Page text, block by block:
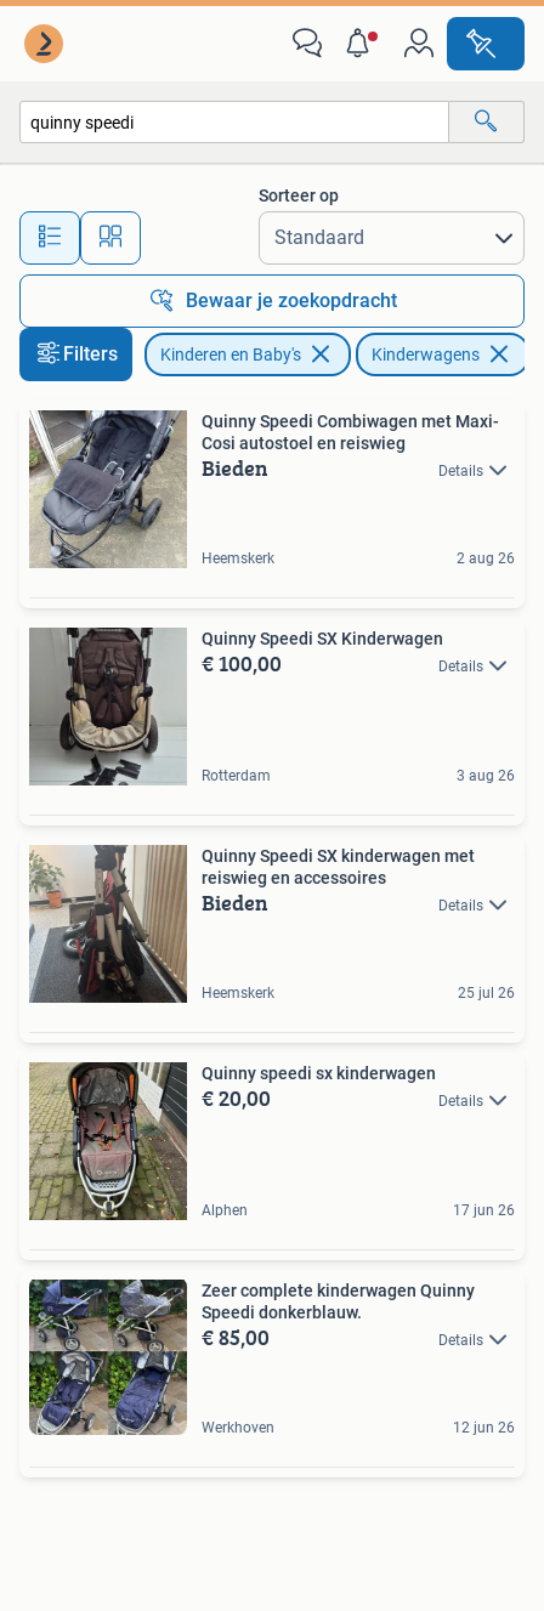
Alle afstanden…
Sorteer op
Bewaar je zoekopdracht
Filters Kinderen en Baby's Kinderwagens
Quinny Speedi Combiwagen met Maxi-
Cosi autostoel en reiswieg
Bieden Details
Heemskerk 2 aug 26
Quinny Speedi SX Kinderwagen
€ 100,00 Details
Rotterdam 3 aug 26
Quinny Speedi SX kinderwagen met
reiswieg en accessoires
Bieden Details
Heemskerk 25 jul 26
Quinny speedi sx kinderwagen
€ 20,00 Details
Alphen 17 jun 26
Zeer complete kinderwagen Quinny
Speedi donkerblauw.
€ 85,00 Details
Werkhoven 12 jun 26